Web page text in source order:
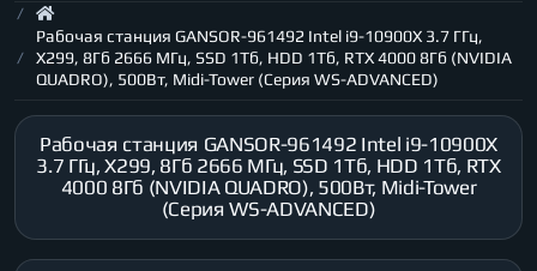
Рабочая станция GANSOR-961492 Intel i9-10900X 3.7 ГГц,
X299, 8Гб 2666 МГц, SSD 1Тб, HDD 1Тб, RTX 4000 8Гб (NVIDIA
QUADRO), 500Вт, Midi-Tower (Серия WS-ADVANCED)
Рабочая станция GANSOR-961492 Intel i9-10900X
3.7 ГГц, X299, 8Гб 2666 МГц, SSD 1Тб, HDD 1Тб, RTX
4000 8Гб (NVIDIA QUADRO), 500Вт, Midi-Tower
(Серия WS-ADVANCED)